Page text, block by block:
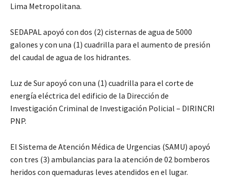
Lima Metropolitana.
SEDAPAL apoyó con dos (2) cisternas de agua de 5000
galones y con una (1) cuadrilla para el aumento de presión
del caudal de agua de los hidrantes.
Luz de Sur apoyó con una (1) cuadrilla para el corte de
energía eléctrica del edificio de la Dirección de
Investigación Criminal de Investigación Policial – DIRINCRI
PNP.
El Sistema de Atención Médica de Urgencias (SAMU) apoyó
con tres (3) ambulancias para la atención de 02 bomberos
heridos con quemaduras leves atendidos en el lugar.